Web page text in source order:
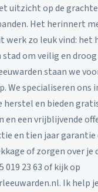
uitzicht op de
Het herinnert
werk zo leuk vind: het
om veilig en
staan we
We specialiseren ons
en bieden
een vrijblijvende
en tien jaar garantie
of zorgen over je
019 23 63 of kijk op
Ik help